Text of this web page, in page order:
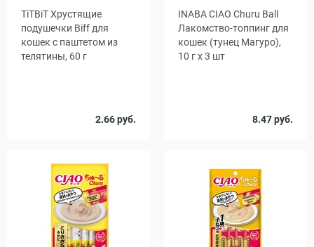
TiTBiT Хрустящие
подушечки Biff для
кошек с паштетом из
телятины, 60 г
2.66 руб.
INABA CIAO Churu Ball
Лакомство-топпинг для
кошек (тунец Магуро),
10 г x 3 шт
8.47 руб.
1 48